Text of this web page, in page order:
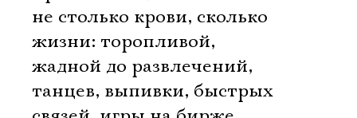
не столько крови, сколько
жизни: торопливой,
жадной до развлечений,
танцев, выпивки, быстрых